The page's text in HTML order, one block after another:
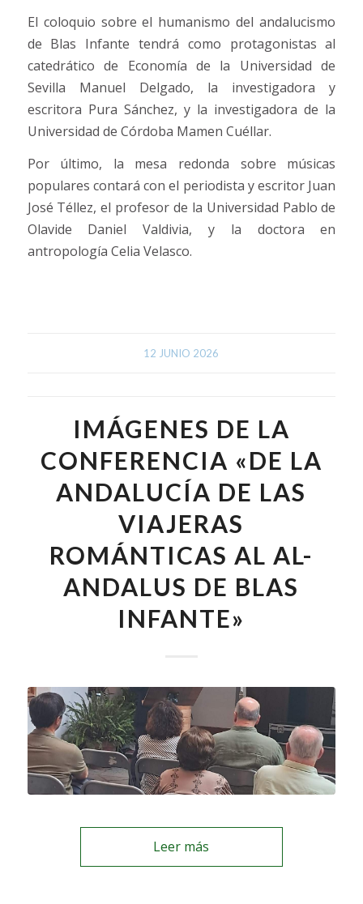
El coloquio sobre el humanismo del andalucismo
de Blas Infante tendrá como protagonistas al
catedrático de Economía de la Universidad de
Sevilla Manuel Delgado, la investigadora y
escritora Pura Sánchez, y la investigadora de la
Universidad de Córdoba Mamen Cuéllar.
Por último, la mesa redonda sobre músicas
populares contará con el periodista y escritor Juan
José Téllez, el profesor de la Universidad Pablo de
Olavide Daniel Valdivia, y la doctora en
antropología Celia Velasco.
12 JUNIO 2026
IMÁGENES DE LA
CONFERENCIA «DE LA
ANDALUCÍA DE LAS
VIAJERAS
ROMÁNTICAS AL AL-
ANDALUS DE BLAS
INFANTE»
Leer más